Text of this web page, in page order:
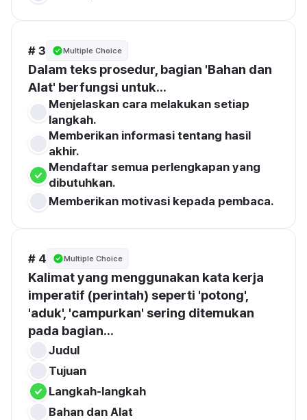
# 3 Multiple Choice
Dalam teks prosedur, bagian 'Bahan dan
Alat' berfungsi untuk...
Menjelaskan cara melakukan setiap
langkah.
Memberikan informasi tentang hasil
akhir.
Mendaftar semua perlengkapan yang
dibutuhkan.
Memberikan motivasi kepada pembaca.
# 4 Multiple Choice
Kalimat yang menggunakan kata kerja
imperatif (perintah) seperti 'potong',
'aduk', 'campurkan' sering ditemukan
pada bagian...
Judul
Tujuan
Langkah-langkah
Bahan dan Alat